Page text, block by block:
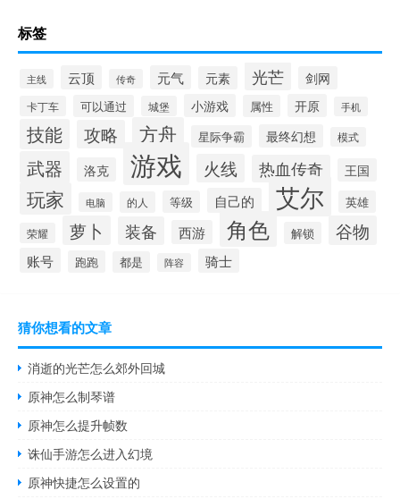
标签
主线 云顶 传奇 元气 元素 光芒 剑网
卡丁车 可以通过 城堡 小游戏 属性 开原 手机
技能 攻略 方舟 星际争霸 最终幻想 模式
武器 洛克 游戏 火线 热血传奇 王国
玩家 电脑 的人 等级 自己的 艾尔 英雄
荣耀 萝卜 装备 西游 角色 解锁 谷物
账号 跑跑 都是 阵容 骑士
猜你想看的文章
消逝的光芒怎么郊外回城
原神怎么制琴谱
原神怎么提升帧数
诛仙手游怎么进入幻境
原神快捷怎么设置的